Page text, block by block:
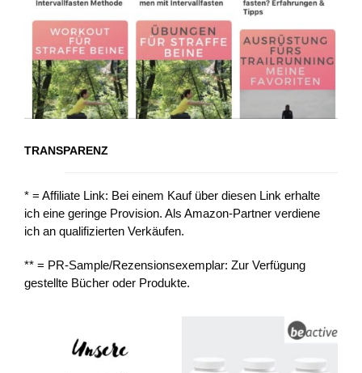
TRANSPARENZ
* = Affiliate Link: Bei einem Kauf über diesen Link erhalte
ich eine geringe Provision. Als Amazon-Partner verdiene
ich an qualifizierten Verkäufen.
** = PR-Sample/Rezensionsexemplar: Zur Verfügung
gestellte Bücher oder Produkte.